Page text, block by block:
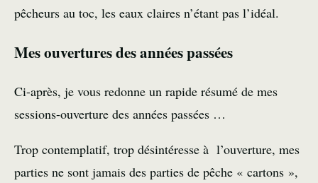
pêcheurs au toc, les eaux claires n’étant pas l’idéal.
Mes ouvertures des années passées
Ci-après, je vous redonne un rapide résumé de mes
sessions-ouverture des années passées …
Trop contemplatif, trop désintéresse à l’ouverture, mes
parties ne sont jamais des parties de pêche « cartons »,